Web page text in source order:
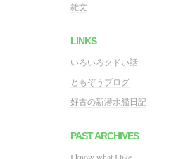
雑文
LINKS
いろいろクドい話
ともぞうブログ
好古の新潜水艦日記
PAST ARCHIVES